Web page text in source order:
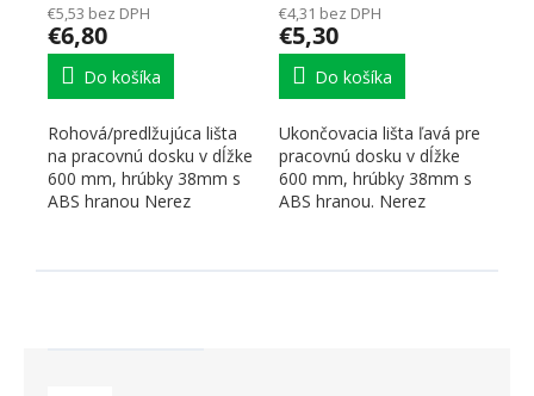
€5,53 bez DPH
€6,80
Do košíka
Rohová/predlžujúca lišta
na pracovnú dosku v dĺžke
600 mm, hrúbky 38mm s
ABS hranou Nerez
€4,31 bez DPH
€5,30
Do košíka
Ukončovacia lišta ľavá pre
pracovnú dosku v dĺžke
600 mm, hrúbky 38mm s
ABS hranou. Nerez